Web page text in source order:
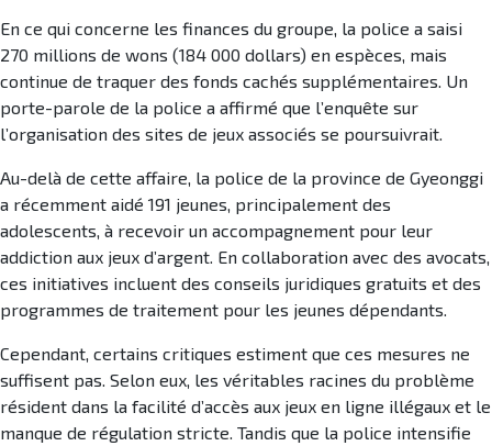
En ce qui concerne les finances du groupe, la police a saisi
270 millions de wons (184 000 dollars) en espèces, mais
continue de traquer des fonds cachés supplémentaires. Un
porte-parole de la police a affirmé que l’enquête sur
l’organisation des sites de jeux associés se poursuivrait.
Au-delà de cette affaire, la police de la province de Gyeonggi
a récemment aidé 191 jeunes, principalement des
adolescents, à recevoir un accompagnement pour leur
addiction aux jeux d’argent. En collaboration avec des avocats,
ces initiatives incluent des conseils juridiques gratuits et des
programmes de traitement pour les jeunes dépendants.
Cependant, certains critiques estiment que ces mesures ne
suffisent pas. Selon eux, les véritables racines du problème
résident dans la facilité d’accès aux jeux en ligne illégaux et le
manque de régulation stricte. Tandis que la police intensifie